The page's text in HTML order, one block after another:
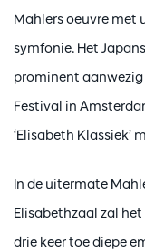
Mahlers oeuvre met
symfonie. Het
prominent
Festival in
‘Elisabeth Klassiek’
In de uitermate
Elisabethzaal zal
drie keer toe diepe